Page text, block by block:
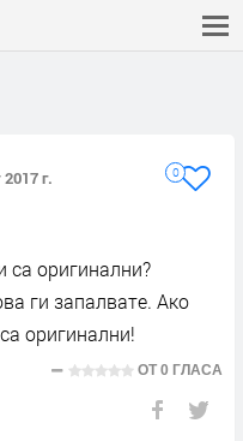
г. 0
са оригинални?
ги запалвате. Ако
оригинални!
ОТ0 ГЛАСА